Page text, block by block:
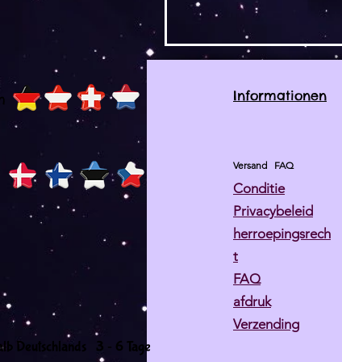
Deutschlands 3 - 6 Tage
Informationen
Versand FAQ
Conditie
Privacybeleid
herroepingsrech
t
FAQ
afdruk
Verzending